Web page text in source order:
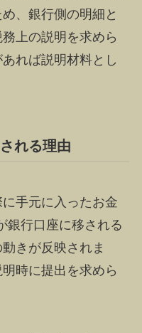
、銀行側の明細と
上の説明を求めら
れば説明材料とし
れる理由
手元に入ったお金
銀行口座に移される
きが反映されま
時に提出を求めら